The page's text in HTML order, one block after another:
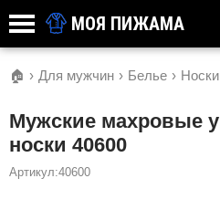
МОЯ ПИЖАМА
🏠 › Для мужчин › Белье › Носки
Мужские махровые
носки 40600
Артикул:40600